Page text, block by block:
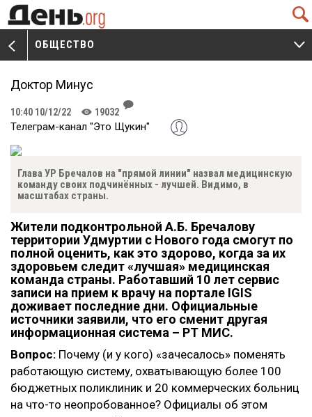
Q
V
ОБЩЕСТВО
W
Доктор Минус
10:40 10/12/22 K 19032
J
Телеграм-канал "Это Щукин"
Глава УР Бречалов на "прямой линии" назвал медицинскую
команду своих подчинённых - лучшей. Видимо, в
масштабах страны.
Жители подконтрольной А.Б. Бречалову
территории Удмуртии с Нового года смогут по
полной оценить, как это здорово, когда за их
здоровьем следит «лучшая» медицинская
команда страны. Работавший 10 лет сервис
записи на прием к врачу на портале IGIS
доживает последние дни. Официальные
источники заявили, что его сменит другая
информационная система – РТ МИС.
Вопрос: Почему (и у кого) «зачесалось» поменять
работающую систему, охватывающую более 100
бюджетных поликлиник и 20 коммерческих больниц
на что-то неопробованное? Официалы об этом